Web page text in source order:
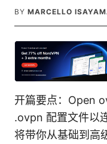
BY MARCELLO
开篇要点：Open
.ovpn 配置文件以
将带你从基础到高